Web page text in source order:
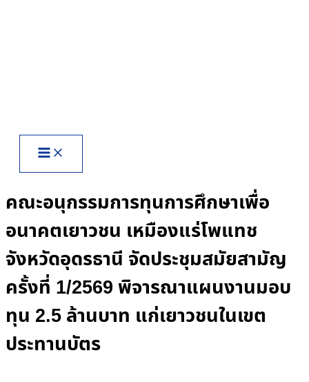
คณะอนุกรรมการทุนการศึกษาเพื่อ
อนาคตเยาวชน เหมืองแร่โพแทช
จังหวัดอุดรธานี จัดประชุมสมัยสามัญ
ครั้งที่ 1/2569 พิจารณาแผนงานมอบ
ทุน 2.5 ล้านบาท แก่เยาวชนในเขต
ประทานบัตร